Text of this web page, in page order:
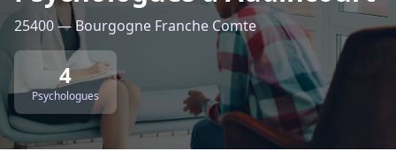
25400 — Bourgogne Franche Comte
4
Psychologues